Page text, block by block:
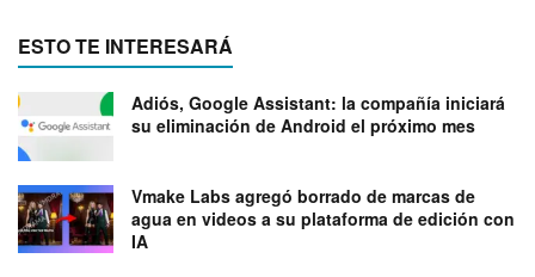
ESTO TE INTERESARÁ
Adiós, Google Assistant: la compañía iniciará
su eliminación de Android el próximo mes
Vmake Labs agregó borrado de marcas de
agua en videos a su plataforma de edición con
IA